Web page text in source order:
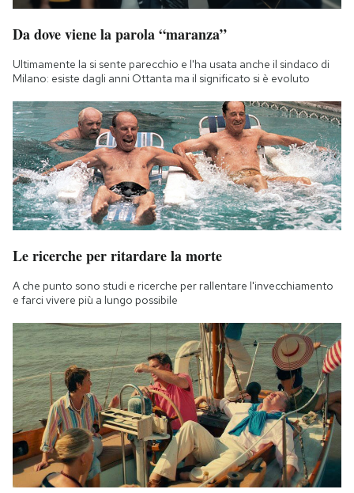
Da dove viene la parola “maranza”
Ultimamente la si sente parecchio e l'ha usata anche il sindaco di
Milano: esiste dagli anni Ottanta ma il significato si è evoluto
Le ricerche per ritardare la morte
A che punto sono studi e ricerche per rallentare l'invecchiamento
e farci vivere più a lungo possibile